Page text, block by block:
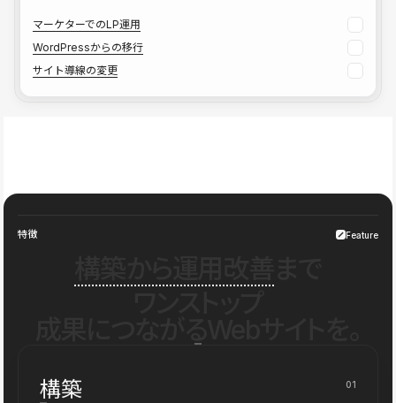
マーケターでのLP運用
WordPressからの移行
サイト導線の変更
特徴 Feature
構築 01